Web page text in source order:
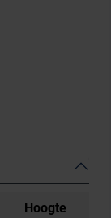
Hoogte